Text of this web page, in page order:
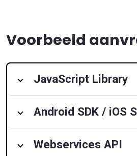
Voorbeeld
JavaScript Library
Android SDK / iOS
Webservices API